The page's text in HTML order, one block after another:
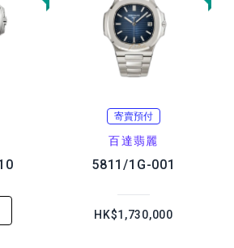
寄賣預付
百達翡麗
5811/1G-001
HK$1,730,000